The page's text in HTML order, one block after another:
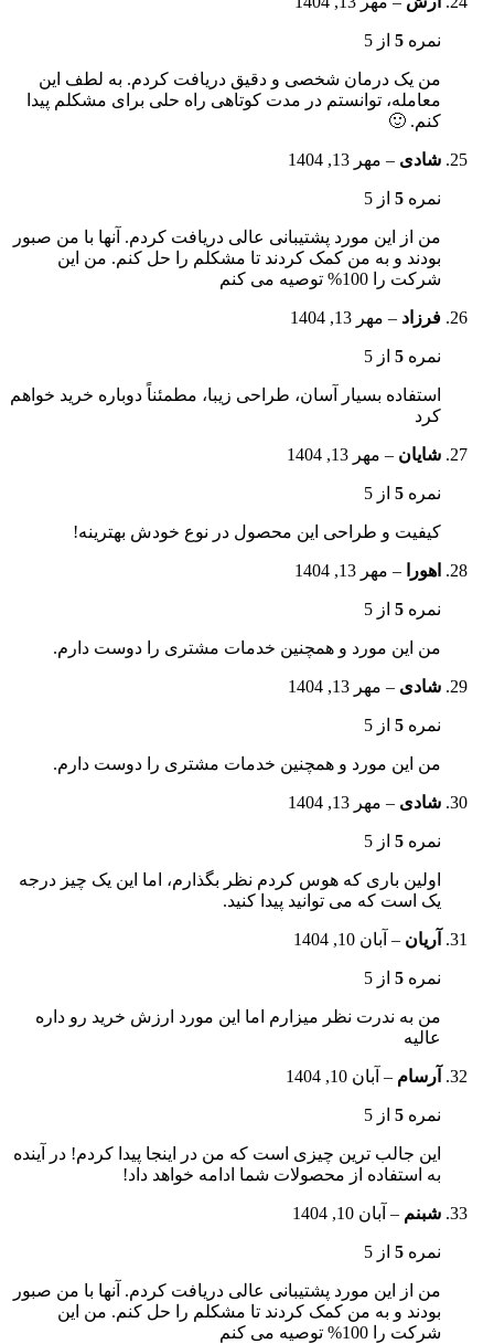
نمره 5 از 5
من یک درمان شخصی و دقیق دریافت کردم. به لطف این
معامله، توانستم در مدت کوتاهی راه حلی برای مشکلم پیدا
کنم. 🙂
شادی – مهر 13, 1404
نمره 5 از 5
من از این مورد پشتیبانی عالی دریافت کردم. آنها با من صبور
بودند و به من کمک کردند تا مشکلم را حل کنم. من این
شرکت را 100% توصیه می کنم
فرزاد – مهر 13, 1404
نمره 5 از 5
استفاده بسیار آسان، طراحی زیبا، مطمئناً دوباره خرید خواهم
کرد
شایان – مهر 13, 1404
نمره 5 از 5
کیفیت و طراحی این محصول در نوع خودش بهترینه!
اهورا – مهر 13, 1404
نمره 5 از 5
من این مورد و همچنین خدمات مشتری را دوست دارم.
شادی – مهر 13, 1404
نمره 5 از 5
من این مورد و همچنین خدمات مشتری را دوست دارم.
شادی – مهر 13, 1404
نمره 5 از 5
اولین باری که هوس کردم نظر بگذارم، اما این یک چیز درجه
یک است که می توانید پیدا کنید.
آریان – آبان 10, 1404
نمره 5 از 5
من به ندرت نظر میزارم اما این مورد ارزش خرید رو داره
عالیه
آرسام – آبان 10, 1404
نمره 5 از 5
این جالب ترین چیزی است که من در اینجا پیدا کردم! در آینده
به استفاده از محصولات شما ادامه خواهد داد!
شبنم – آبان 10, 1404
نمره 5 از 5
من از این مورد پشتیبانی عالی دریافت کردم. آنها با من صبور
بودند و به من کمک کردند تا مشکلم را حل کنم. من این
شرکت را 100% توصیه می کنم